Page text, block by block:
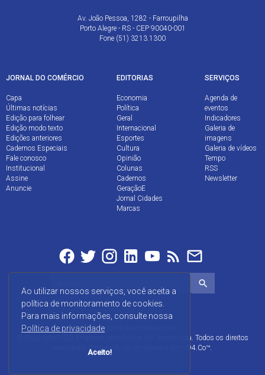
Ao utilizar nossos serviços, você aceita a
política de monitoramento de cookies.
Para mais informações, consulte nossa
Política de privacidade
Aceito!
Av. João Pessoa, 1282 - Farroupilha
Porto Alegre - RS - CEP 90040-001
Fone (51) 3213.1300
JORNAL DO COMÉRCIO
Capa
Últimas notícias
Edição para folhear
Edição modo texto
Edições anteriores
Cadernos Especiais
Fale conosco
Institucional
Assine
Anuncie
EDITORIAS
Economia
Política
Geral
Internacional
Esportes
Cultura
Opinião
Colunas
Cadernos
GeraçãoE
Jornal Cidades
Marcas
SERVIÇOS
Agenda de
eventos
Indicadores
Galeria de
imagens
Galeria de vídeos
Tempo
RSS
Newsletter
www.jornaldocomercio.com
© Copyright 2022 Empresa Jornalística J.C. Jarros Ltda. Todos os direitos
reservados. Desenvolvido em parceria com
i94.Co™.